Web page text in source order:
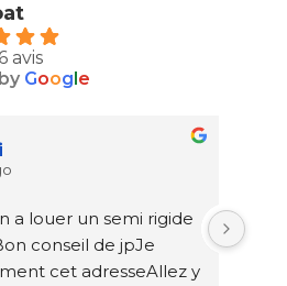
avis
Goog e
a louer un semi rigide
conseil de jpJe
cet adresseAllez y